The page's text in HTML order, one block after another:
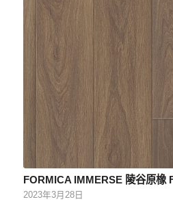
FORMICA IMMERSE 陵谷原橡
2023年3月28日